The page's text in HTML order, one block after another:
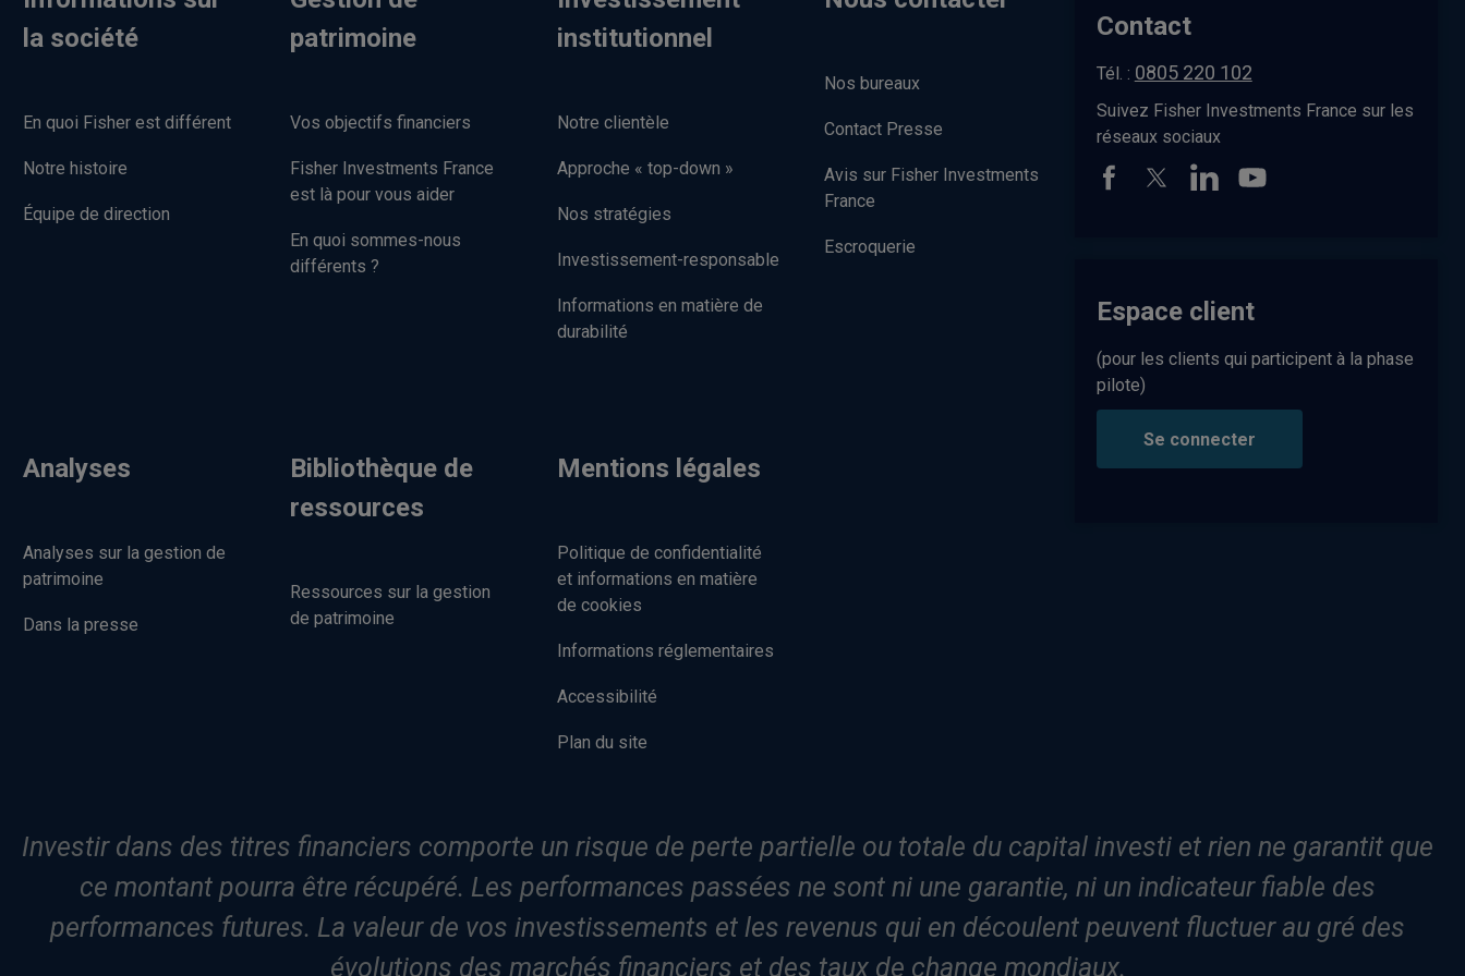
la société
En quoi Fisher est différent
Notre histoire
Équipe de direction
patrimoine
Vos objectifs financiers
Fisher Investments France
est là pour vous aider
En quoi sommes-nous
différents ?
institutionnel
Notre clientèle
Approche « top-down »
Nos stratégies
Investissement-responsable
Informations en matière de
durabilité
Nos bureaux
Contact Presse
Avis sur Fisher Investments
France
Escroquerie
Analyses
Analyses sur la gestion de
patrimoine
Dans la presse
Bibliothèque de
ressources
Ressources sur la gestion
de patrimoine
Mentions légales
Politique de confidentialité
et informations en matière
de cookies
Informations réglementaires
Accessibilité
Plan du site
Contact
Tél. : 0805 220 102
Suivez Fisher Investments France sur les
réseaux sociaux
Espace client
(pour les clients qui participent à la phase
pilote)
Se connecter
Investir dans des titres financiers comporte un risque de perte partielle ou totale du capital investi et rien ne garantit que
ce montant pourra être récupéré. Les performances passées ne sont ni une garantie, ni un indicateur fiable des
performances futures. La valeur de vos investissements et les revenus qui en découlent peuvent fluctuer au gré des
évolutions des marchés financiers et des taux de change mondiaux.